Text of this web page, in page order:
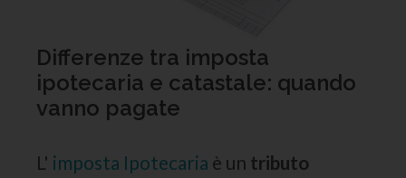
Differenze tra imposta
ipotecaria e catastale: quando
vanno pagate
L' imposta Ipotecaria è un tributo